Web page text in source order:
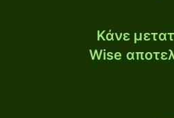
Κάνε
Wise